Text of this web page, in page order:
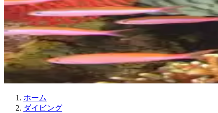
ホーム
ダイビング